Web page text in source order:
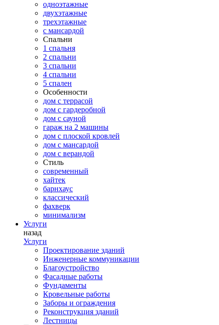
одноэтажные
двухэтажные
трехэтажные
с мансардой
Спальни
1 спальня
2 спальни
3 спальни
4 спальни
5 спален
Особенности
дом с террасой
дом с гардеробной
дом с сауной
гараж на 2 машины
дом с плоской кровлей
дом с мансардой
дом с верандой
Стиль
современный
хайтек
барнхаус
классический
фахверк
минимализм
Услуги
назад
Услуги
Проектирование зданий
Инженерные коммуникации
Благоустройство
Фасадные работы
Фундаменты
Кровельные работы
Заборы и ограждения
Реконструкция зданий
Лестницы